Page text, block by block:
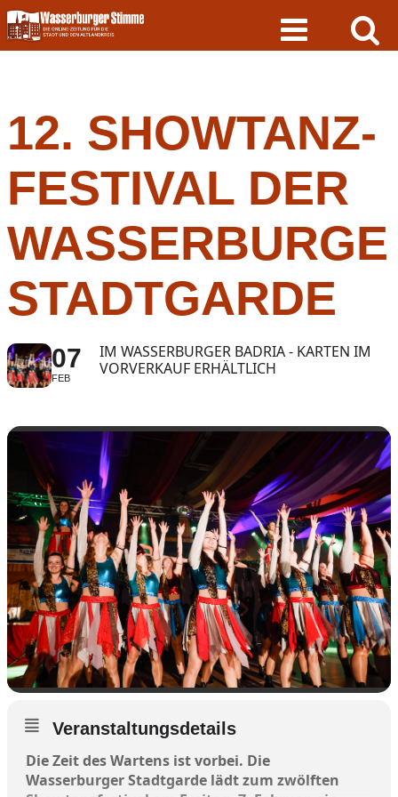
Skip
to
content
12. SHOWTANZ-
FESTIVAL DER
STADTGARDE
07
FEB
IM WASSERBURGER BADRIA - KARTEN IM
VORVERKAUF ERHÄLTLICH
Veranstaltungsdetails
Die Zeit des Wartens ist vorbei. Die
Wasserburger Stadtgarde lädt zum zwölften